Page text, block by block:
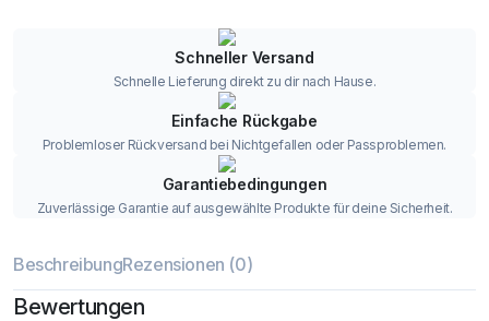
Schneller Versand
Schnelle Lieferung direkt zu dir nach Hause.
Einfache Rückgabe
Problemloser Rückversand bei Nichtgefallen oder Passproblemen.
Garantiebedingungen
Zuverlässige Garantie auf ausgewählte Produkte für deine Sicherheit.
BeschreibungRezensionen (0)
Bewertungen